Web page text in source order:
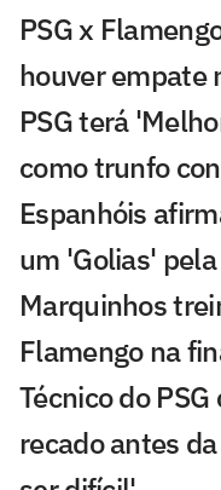
PSG x
houver empate
PSG terá
como trunfo
Espanhóis
um 'Golias'
Marquinhos
Flamengo na
Técnico do
recado antes